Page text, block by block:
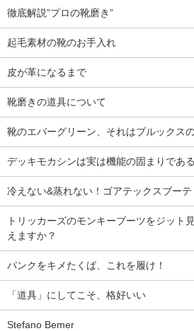
徹底解説”プロの靴磨き”
起毛素材の靴のお手入れ
皮が革になるまで
靴磨きの道具について
靴のエバーグリーン、それはブルックス
デッキモカシンは実は機能の固まりである
冷えない&蒸れない！ゴアテックスブーテ
トリッカーズのモンキーブーツをジット
えますか？
パンクをキメたくば、これを履け！
「道具」にしてこそ、格好いい
Stefano Bemer